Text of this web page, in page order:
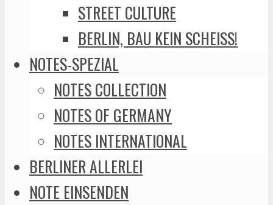
STREET CULTURE
BERLIN, BAU KEIN SCHEISS!
NOTES-SPEZIAL
NOTES COLLECTION
NOTES OF GERMANY
NOTES INTERNATIONAL
BERLINER ALLERLEI
NOTE EINSENDEN